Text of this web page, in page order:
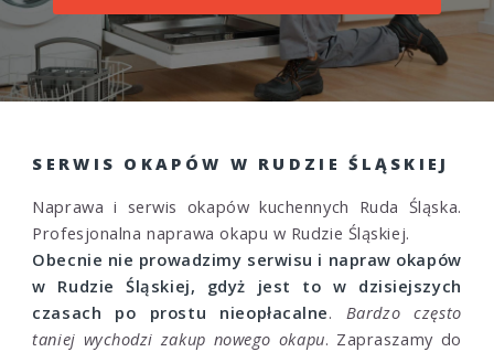
SERWIS OKAPÓW W RUDZIE ŚLĄSKIEJ
Naprawa i serwis okapów kuchennych Ruda Śląska.
Profesjonalna naprawa okapu w Rudzie Śląskiej.
Obecnie nie prowadzimy serwisu i napraw okapów
w Rudzie Śląskiej, gdyż jest to w dzisiejszych
czasach po prostu nieopłacalne. Bardzo często
taniej wychodzi zakup nowego okapu. Zapraszamy do